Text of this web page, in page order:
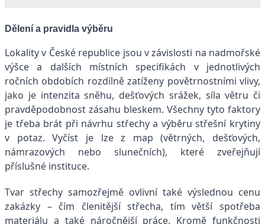
Dělení a pravidla výběru
Lokality v České republice jsou v závislosti na nadmořské
výšce a dalších místních specifikách v jednotlivých
ročních obdobích rozdílně zatíženy povětrnostními vlivy,
jako je intenzita sněhu, dešťových srážek, síla větru či
pravděpodobnost zásahu bleskem. Všechny tyto faktory
je třeba brát při návrhu střechy a výběru střešní krytiny
v potaz. Vyčíst je lze z map (větrných, dešťových,
námrazových nebo slunečních), které zveřejňují
příslušné instituce.
Tvar střechy samozřejmě ovlivní také výslednou cenu
zakázky – čím členitější střecha, tím větší spotřeba
materiálu a také náročnější práce. Kromě funkčnosti